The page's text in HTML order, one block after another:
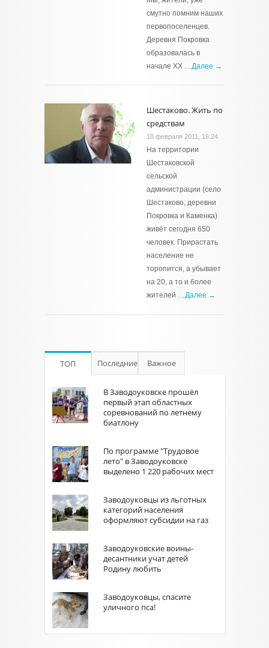
смутно помним наших
первопоселенцев.
Деревня Покровка
образовалась в
начале ХХ …Далее →
Шестаково. Жить по
средствам
18 февраля 2011, 16:24
На территории
Шестаковской
сельской
администрации (село
Шестаково, деревни
Покровка и Каменка)
живёт сегодня 650
человек. Прирастать
население не
торопится, а убывает
на 20, а то и более
жителей …Далее →
ТОП Последние Важное
В Заводоуковске прошёл
первый этап областных
соревнований по летнему
биатлону
По программе "Трудовое
лето" в Заводоуковске
выделено 1 220 рабочих мест
Заводоуковцы из льготных
категорий населения
оформляют субсидии на газ
Заводоуковские воины-
десантники учат детей
Родину любить
Заводоуковцы, спасите
уличного пса!